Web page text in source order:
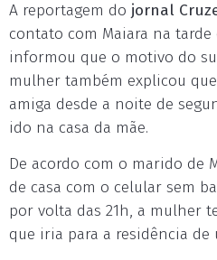
A reportagem do jornal
contato com Maiara na
informou que o motivo do
mulher também explicou
amiga desde a noite de
ido na casa da mãe.
De acordo com o marido de
de casa com o celular sem
por volta das 21h, a mulher
que iria para a residência de